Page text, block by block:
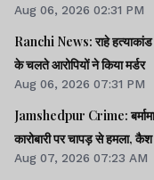
Aug 06, 2026 02:31 PM
Ranchi News: राहे हत्याकांड
के चलते आरोपियों ने किया मर्डर
Aug 06, 2026 07:31 PM
Jamshedpur Crime:
कारोबारी पर चापड़ से हमला,
Aug 07, 2026 07:23 AM